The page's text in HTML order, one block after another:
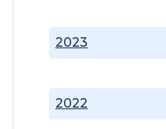
2022
2023